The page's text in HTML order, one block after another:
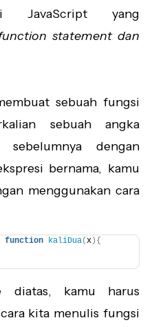
JavaScript yang
statement dan
sebuah fungsi
sebuah angka
dengan
bernama, kamu
menggunakan cara
function kaliDua(x ) {
diatas, kamu harus
kita menulis fungsi